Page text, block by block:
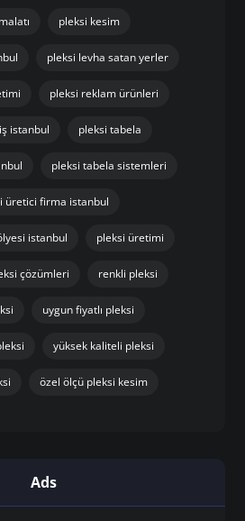
pleksi kesim
pleksi levha satan yerler
pleksi reklam ürünleri
istanbul pleksi tabela
pleksi tabela sistemleri
üretici firma istanbul
istanbul pleksi üretimi
çözümleri renkli pleksi
uygun fiyatlı pleksi
yüksek kaliteli pleksi
özel ölçü pleksi kesim
Ads